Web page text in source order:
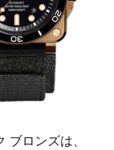
ロンズは、